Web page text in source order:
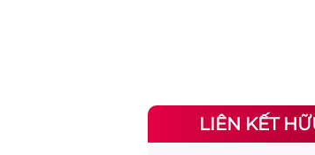
LIÊN KẾT